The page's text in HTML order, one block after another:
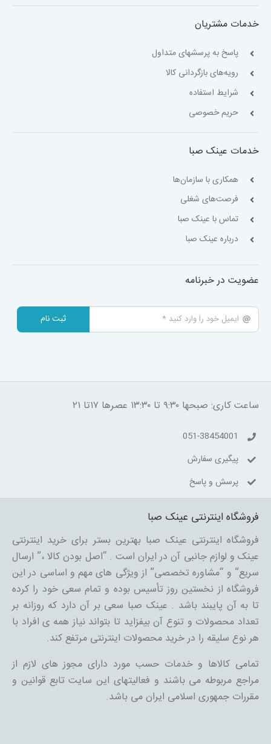
خدمات مشتریان
پاسخ به پرسشهای متداول
رویه‌های بازگردانی کالا
شرایط استفاده
حریم خصوصی
خدمات عینک صبا
همکاری با سازمان‌ها
فرصت‌های شغلی
تماس با عینک صبا
درباره عینک صبا
عضویت در خبرنامه
ثبت نام
ساعت کاری: صبحها ۹:۳۰ تا ۱۳:۳۰ عصرها ۱۷تا ۲۱
051-38454001
پیگیری سفارش
پرسش و پاسخ
فروشگاه اینترنتی عینک صبا
فروشگاه اینترنتی عینک صبا بهترین بستر برای خرید اینترنتی
عینک و لوازم جانبی آن در ایران است . “اصل بودن کالا ،” ارسال
سریع” و “مشاوره تخصصی” از ویژگی های مهم و اساسی در این
فروشگاه از نخستین روز تأسیس بوده و تمام سعی خود را کرده
تا به آن پایبند باشد . عینک صبا سعی بر آن دارد که روزانه بر
تعداد محصولات و تنوع آن بیفزاید تا بتواند نیاز همه ی افراد با
هر نوع سلیقه را در خرید محصولات اینترنتی مرتفع کند.
تمامی کالاها و خدمات حسب مورد دارای مجوز های لازم از
مراجع مربوطه می باشند و فعالیتهای این سایت تابع قوانین و
مقررات جمهوری اسلامی ایران می باشد.